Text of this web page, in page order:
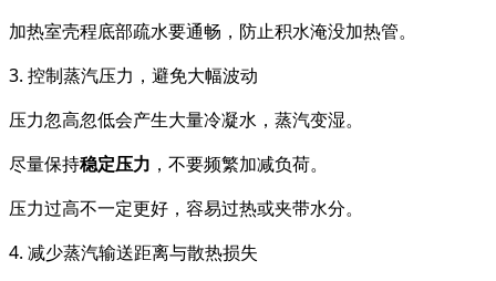
加热室壳程底部疏水要通畅，防止积水淹没加热管。
3. 控制蒸汽压力，避免大幅波动
压力忽高忽低会产生大量冷凝水，蒸汽变湿。
尽量保持稳定压力 ，不要频繁加减负荷。
压力过高不一定更好，容易过热或夹带水分。
4. 减少蒸汽输送距离与散热损失